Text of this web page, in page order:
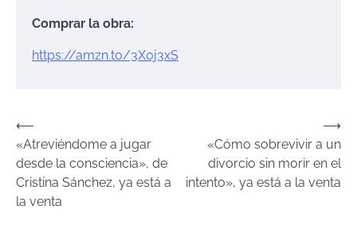
Comprar la obra:
https://amzn.to/3X0j3xS
Navegación
de
entradas
⟵
«Atreviéndome a jugar
desde la consciencia», de
Cristina Sánchez, ya está a
la venta
«Cómo sobrevivir a un
divorcio sin morir en el
intento», ya está a la venta
⟶